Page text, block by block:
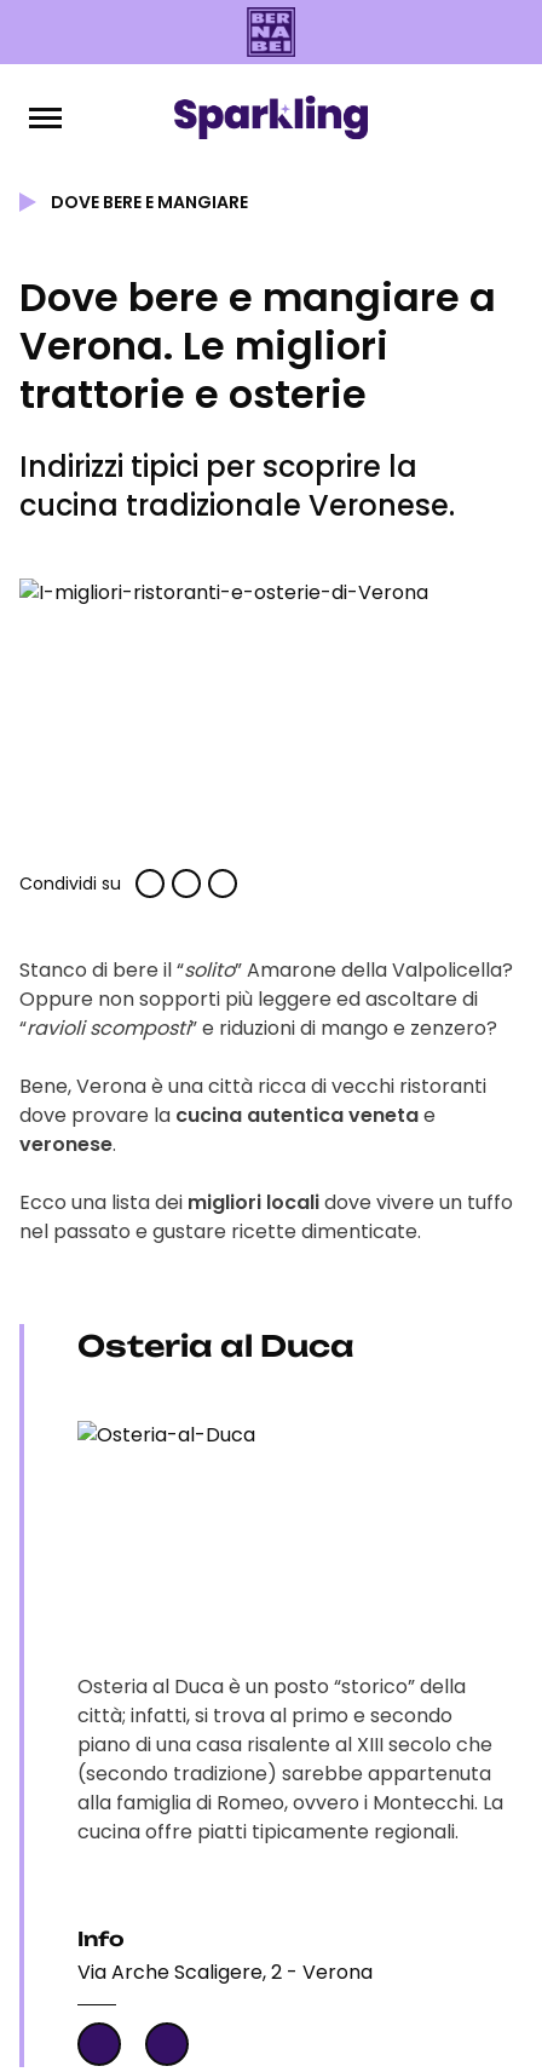
DOVE BERE E MANGIARE
Dove bere e mangiare a
Verona. Le migliori
trattorie e osterie
Indirizzi tipici per scoprire la
cucina tradizionale Veronese.
Condividi su
Stanco di bere il “solito” Amarone della Valpolicella?
Oppure non sopporti più leggere ed ascoltare di
“ravioli scomposti” e riduzioni di mango e zenzero?
Bene, Verona è una città ricca di vecchi ristoranti
dove provare la cucina autentica venetae
veronese.
Ecco una lista dei migliori localidove vivere un tuffo
nel passato e gustare ricette dimenticate.
Osteria al Duca
Osteria al Duca è un posto “storico” della
città; infatti, si trova al primo e secondo
piano di una casa risalente al XIII secolo che
(secondo tradizione) sarebbe appartenuta
alla famiglia di Romeo, ovvero i Montecchi. La
cucina offre piatti tipicamente regionali.
Info
Via Arche Scaligere, 2 - Verona